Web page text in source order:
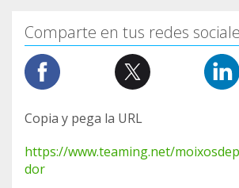
Comparte en tus redes
Copia y pega la URL
https://www.teaming.net/
dor